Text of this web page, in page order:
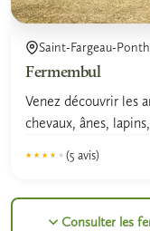
Saint-Fargeau-
Fermembul
Venez découvrir les
chevaux, ânes,
★★★★★
★★★★★ (5 avis)
Consulter les